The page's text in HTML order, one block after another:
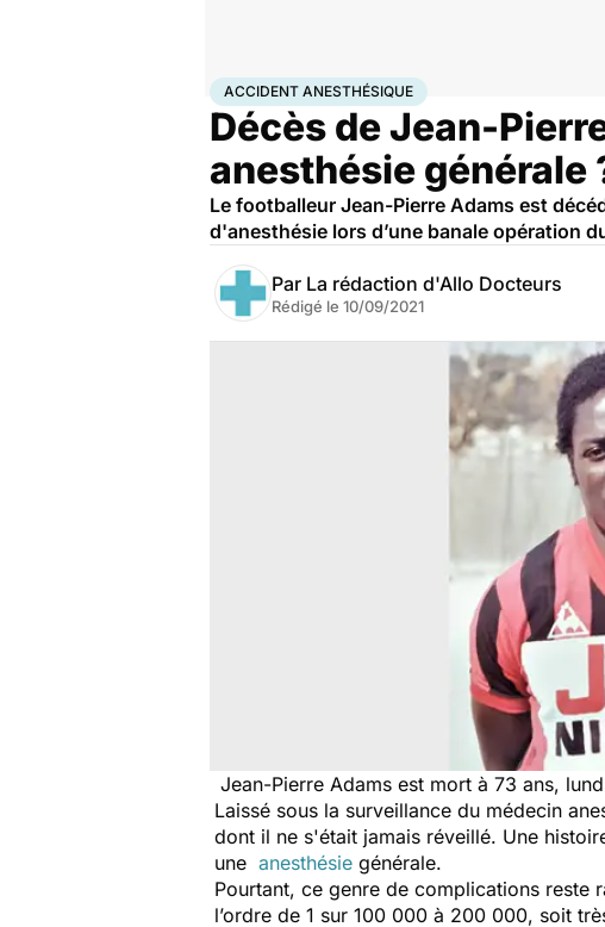
AccueilSanté MédicamentsAccident anesthésique
ACCIDENT ANESTHÉSIQUE
Décès de Jean-
anesthésie générale
Le footballeur Jean-Pierre Adams est
d'anesthésie lors d’une banale opération
Par La rédaction d'Allo Docteurs
Rédigé le 10/09/2021
Jean-Pierre Adams est mort à 73 ans,
Laissé sous la surveillance du médecin
dont il ne s'était jamais réveillé. Une
une anesthésie générale.
Pourtant, ce genre de complications reste
l’ordre de 1 sur 100 000 à 200 000, soit